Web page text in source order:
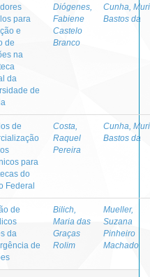
para
e
de
na
da
de
Diógenes,
Fabiene
Castelo
Branco
Cunha,
Bastos da
de
para
do
Federal
Costa,
Raquel
Pereira
Cunha,
Bastos da
de
da
de
Bilich,
Maria das
Graças
Rolim
Mueller,
Suzana
Pinheiro
Machado